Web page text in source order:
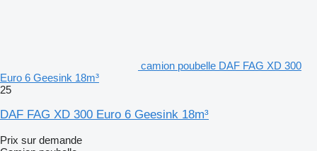
camion poubelle DAF FAG XD 300
Euro 6 Geesink 18m³
25
DAF FAG XD 300 Euro 6 Geesink 18m³
Prix sur demande